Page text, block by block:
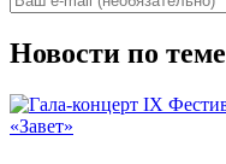
Новости по теме